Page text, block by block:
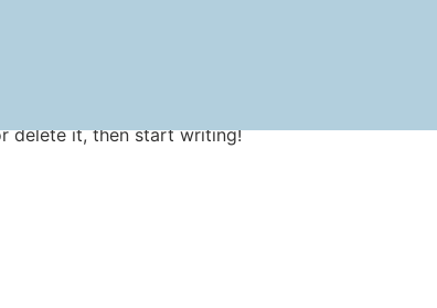
delete it, then start writing!